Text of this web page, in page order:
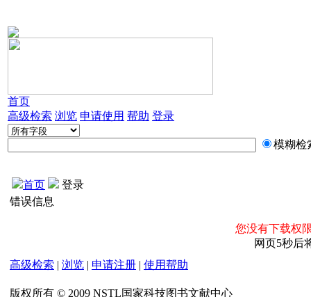
首页
高级检索 浏览 申请使用 帮助 登录
模糊检
首页
登录
错误信息
您没有下载权
网页5秒后
高级检索 | 浏览 | 申请注册 | 使用帮助
版权所有 © 2009 NSTL国家科技图书文献中心